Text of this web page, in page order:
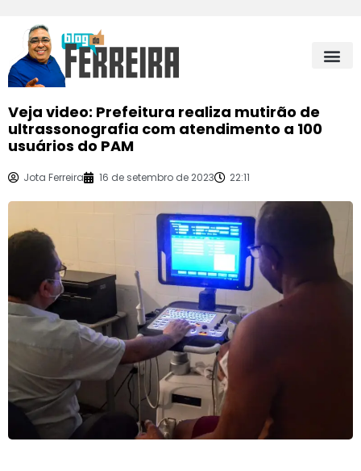
Veja video: Prefeitura realiza mutirão de
ultrassonografia com atendimento a 100
usuários do PAM
Jota Ferreira 16 de setembro de 2023 22:11